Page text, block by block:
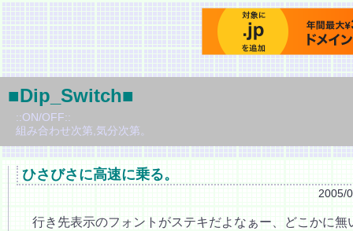
■Dip_Switch■
::ON/OFF::
組み合わせ次第,気分次第。
ひさびさに高速に乗る。
2005/
行き先表示のフォントがステキだよなぁー、どこかに無